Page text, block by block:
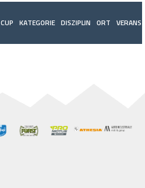
CUP KATEGORIE DISZIPLIN ORT